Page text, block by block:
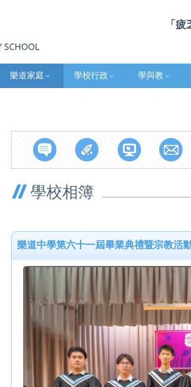
「
樂道家庭 學校行政 學與教
學校相簿
樂道中學第六十一屆畢業典禮暨宗教活